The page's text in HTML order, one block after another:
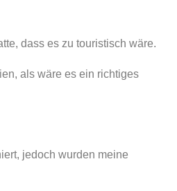
dass es zu touristisch wäre.
als wäre es ein richtiges
jedoch wurden meine